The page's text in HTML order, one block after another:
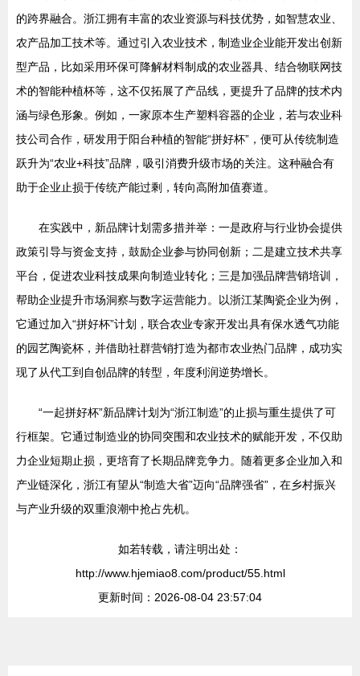
的跨界融合。浙江拥有丰富的农业资源与科技优势，如智慧农业、
农产品加工技术等。通过引入农业技术，制造业企业能开发出创新
型产品，比如采用环保可降解材料制成的农业器具、结合物联网技
术的智能种植杯等，这不仅拓展了产品线，更提升了品牌的技术内
涵与绿色形象。例如，一家原本生产塑料容器的企业，若与农业科
技公司合作，研发用于阳台种植的智能“拼好杯”，便可从传统制造
跃升为“农业+科技”品牌，吸引消费升级市场的关注。这种融合有
助于企业止损于传统产能过剩，转向高附加值赛道。
在实践中，新品牌计划需多措并举：一是政府与行业协会提供
政策引导与资金支持，鼓励企业参与协同创新；二是建立技术共享
平台，促进农业科技成果向制造业转化；三是加强品牌营销培训，
帮助企业提升市场洞察与数字运营能力。以浙江某陶瓷企业为例，
它通过加入“拼好杯”计划，联合农业专家开发出具有保水透气功能
的园艺陶瓷杯，并借助社群营销打造为都市农业热门品牌，成功实
现了从代工到自创品牌的转型，年度利润逆势增长。
“一起拼好杯”新品牌计划为“浙江制造”的止损与重生提供了可
行框架。它通过制造业的协同突围和农业技术的赋能开发，不仅助
力企业短期止损，更培育了长期品牌竞争力。随着更多企业加入和
产业链深化，浙江有望从“制造大省”迈向“品牌强省”，在乡村振兴
与产业升级的双重浪潮中抢占先机。
如若转载，请注明出处：
http://www.hjemiao8.com/product/55.html
更新时间：2026-08-04 23:57:04